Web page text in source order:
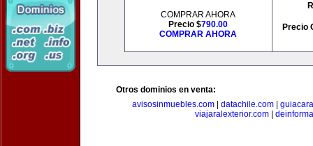
COMPRAR AHORA
Precio $790.00
COMPRAR AHORA
Precio
Otros dominios en venta:
avisosinmuebles.com
datachile.com
viajaralexterior.com|